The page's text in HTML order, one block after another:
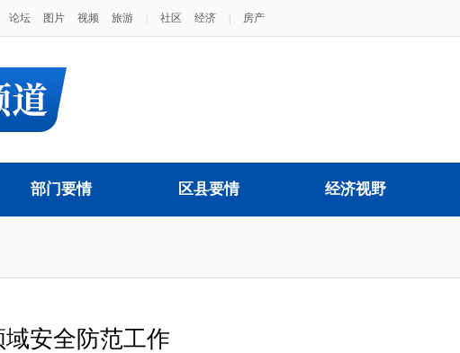
论坛 图片 视频 旅游 社区 经济 房产
部门要情 区县要情 经济视野
安全防范工作